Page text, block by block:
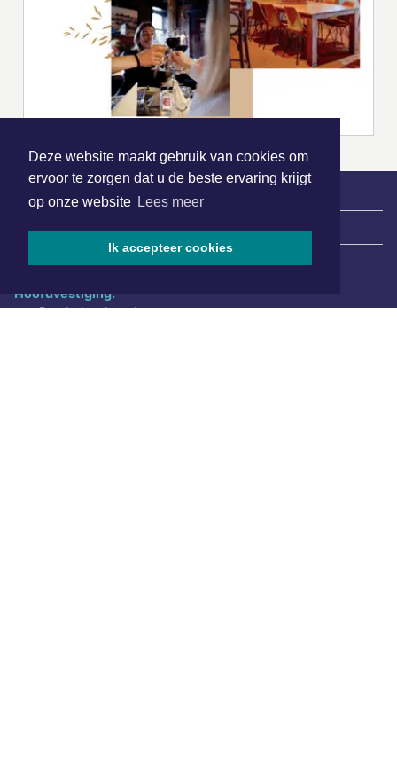
Deze website maakt gebruik van cookies om
ervoor te zorgen dat u de beste ervaring krijgt
op onze website Lees meer
Ik accepteer cookies
| Nieuws | Sport | Evenementen
Hoofdvestiging:
van Benthuizenlaan 1